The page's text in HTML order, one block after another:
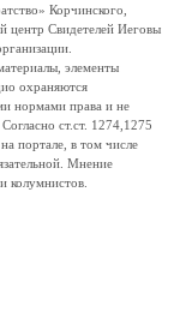
Корчинского,
центр Свидетелей Иеговы
элементы
охраняются
нормами права и не
ст.ст. 1274,1275
портале, в том числе
Мнение
колумнистов.